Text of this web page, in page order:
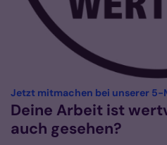
Jetzt mitmachen bei unserer
Deine Arbeit ist
auch gesehen?